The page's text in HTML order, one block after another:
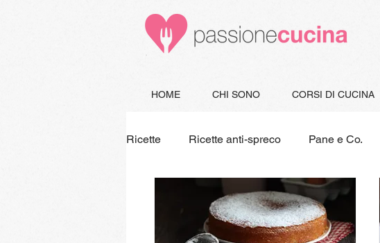
HOME CHI SONO CORSI DI CUCINA
Ricette Ricette anti-spreco Pane e Co.
Minestre e Zuppe Secondi Gluten